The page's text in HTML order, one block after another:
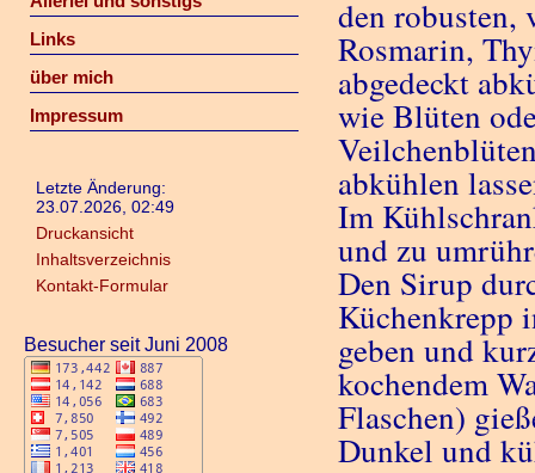
Links
über mich
Impressum
Letzte Änderung:
23.07.2026, 02:49
Druckansicht
Inhaltsverzeichnis
Kontakt-Formular
Besucher seit Juni 2008
den robusten,
Rosmarin,
abgedeckt
wie Blüten
abkühlen
Im
und zu
Den Sirup
Küchenkrepp
geben und
kochendem
Flaschen)
Dunkel und